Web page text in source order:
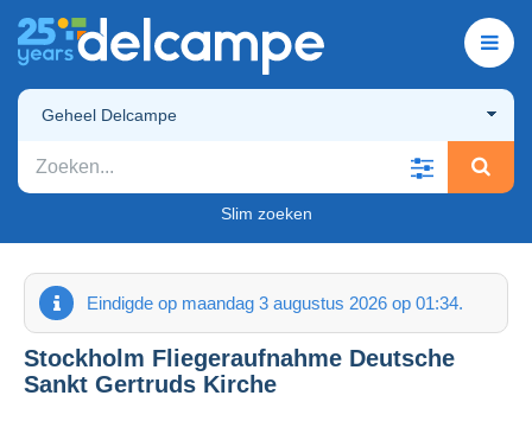
Geheel Delcampe
Slim zoeken
Eindigde op maandag 3 augustus 2026 op 01:34.
Stockholm Fliegeraufnahme Deutsche
Sankt Gertruds Kirche